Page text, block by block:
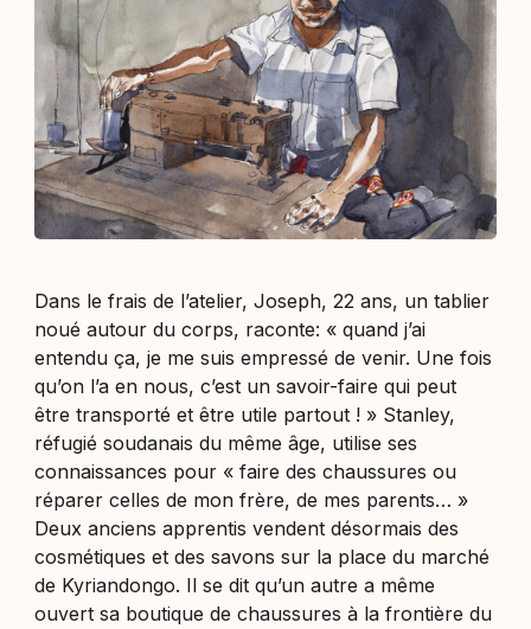
Dans le frais de l’atelier, Joseph, 22 ans, un tablier
noué autour du corps, raconte: «quand j’ai
entendu ça, je me suis empressé de venir. Une fois
qu’on l’a en nous, c’est un savoir-faire qui peut
être transporté et être utile partout ! » Stanley,
réfugié soudanais du même âge, utilise ses
connaissances pour «faire des chaussures ou
réparer celles de mon frère, de mes parents… »
Deux anciens apprentis vendent désormais des
cosmétiques et des savons sur la place du marché
de Kyriandongo. Il se dit qu’un autre a même
ouvert sa boutique de chaussures à la frontière du